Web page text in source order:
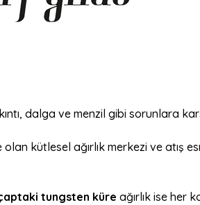
dalga ve menzil gibi sorunlara
kütlesel ağırlık merkezi ve atış
tungsten küre ağırlık ise her